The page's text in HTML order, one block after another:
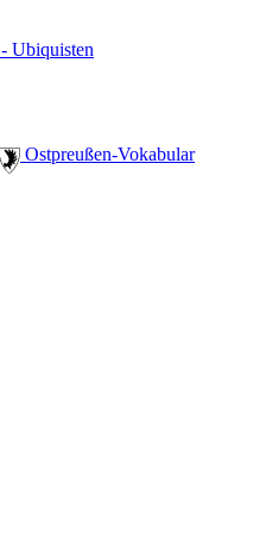
Ubiquisten
️ Ostpreußen-Vokabular